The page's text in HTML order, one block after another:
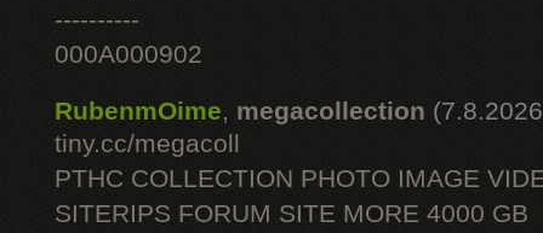
----------
000A000902
RubenmOime, megacollection
tiny.cc/megacoll
PTHC COLLECTION PHOTO IMAGE
SITERIPS FORUM SITE MORE 4000 GB